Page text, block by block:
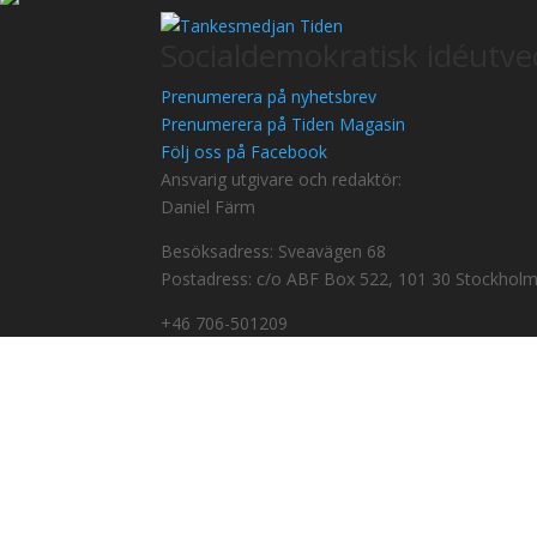
Prenumerera på nyhetsbrev
Prenumerera på Tiden Magasin
Följ oss på Facebook
Ansvarig utgivare och redaktör:
Daniel Färm
Besöksadress: Sveavägen 68
Postadress: c/o ABF Box 522, 101 30 Stockholm
+46 706-501209